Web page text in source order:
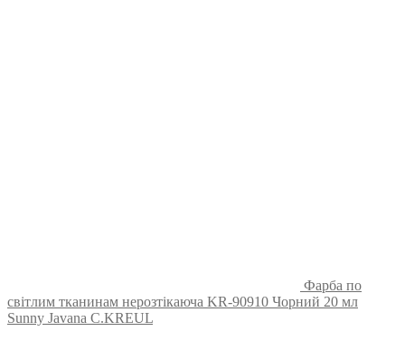
Фарба по
світлим тканинам нерозтікаюча KR-90910 Чорний 20 мл
Sunny Javana C.KREUL